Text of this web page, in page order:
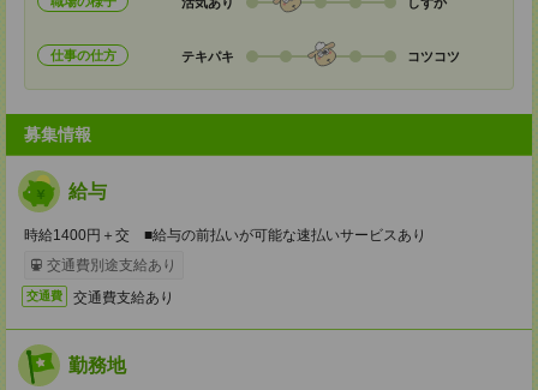
仕事の仕方 テキパキ コツコツ
募集情報
給与
時給1400円＋交 ■給与の前払いが可能な速払いサービスあり
交通費別途支給あり
交通費 交通費支給あり
勤務地